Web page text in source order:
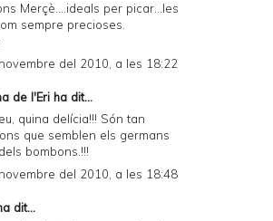
Merçè....ideals per picar...les
sempre precioses.
del 2010, a les 18:22
de l'Eri ha dit...
quina delícia!!! Són tan
que semblen els germans
bombons.!!!
del 2010, a les 18:48
dit...